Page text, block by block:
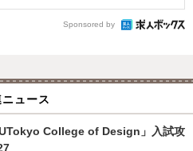
Sponsored by
ュース
College of Design」入試攻